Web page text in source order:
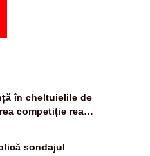
în cheltuielile de
competiție reală
sondajul